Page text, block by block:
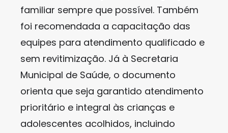
familiar sempre que possível. Também
foi recomendada a capacitação das
equipes para atendimento qualificado e
sem revitimização. Já à Secretaria
Municipal de Saúde, o documento
orienta que seja garantido atendimento
prioritário e integral às crianças e
adolescentes acolhidos, incluindo